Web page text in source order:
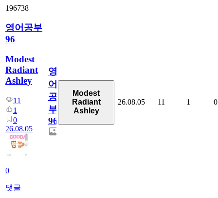
196738
영어공부
96
Modest
Radiant
Ashley
11
1
0
26.08.05
0
댓글
영
어
공
부
96
Modest
Radiant
Ashley
26.08.05 11 1 0